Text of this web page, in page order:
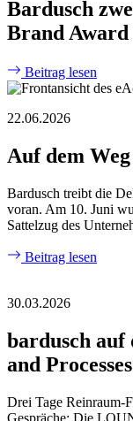
Bardusch
Brand Award
Beitrag lesen
22.06.2026
Auf dem
Bardusch treibt die
voran. Am 10. Juni
Sattelzug des
Beitrag lesen
30.03.2026
bardusch
and
Drei Tage
Gespräche: Die